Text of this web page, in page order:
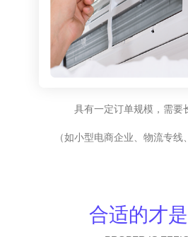
具有一定订单规模，需要
（如小型电商企业、物流专线
合适的才